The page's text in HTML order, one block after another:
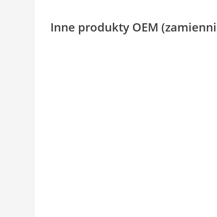
Inne produkty OEM